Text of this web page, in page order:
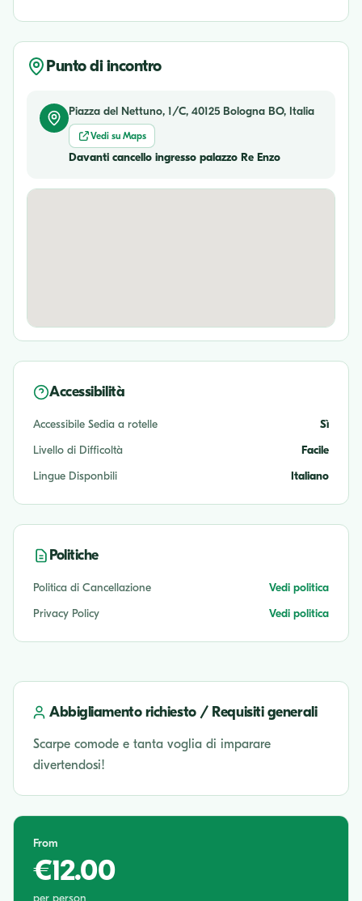
Punto di incontro
Piazza del Nettuno, 1/C, 40125 Bologna BO, Italia
Vedi su Maps
Davanti cancello ingresso palazzo Re Enzo
Accessibilità
Accessibile Sedia a rotelle
Sì
Livello di Difficoltà
Facile
Lingue Disponbili
Italiano
Politiche
Politica di Cancellazione
Vedi politica
Privacy Policy
Vedi politica
Abbigliamento richiesto / Requisiti generali
Scarpe comode e tanta voglia di imparare
divertendosi!
From
€12.00
per person